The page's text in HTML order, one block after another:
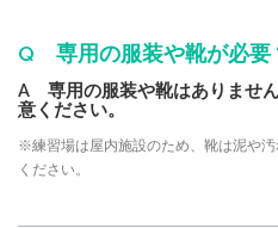
Q 専用の服装や靴が必要
A 専用の服装や靴はありませ
意ください。
※練習場は屋内施設のため、靴は泥や
ください。